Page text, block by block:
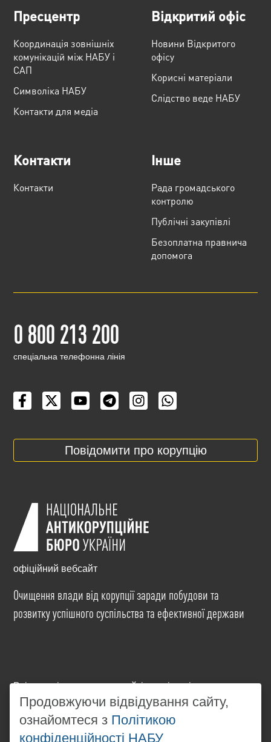
Пресцентр
Координація зовнішніх
комунікацій між НАБУ і
САП
Cимволіка НАБУ
Контакти для медіа
Відкритий офіс
Новини Відкритого
офісу
Корисні матеріали
Слідство веде НАБУ
Контакти
Контакти
Інше
Рада громадського
контролю
Публічні закупівлі
Безоплатна правнича
допомога
0 800 213 200
cпеціальна телефонна лінія
Повідомити про корупцію
офіційний вебсайт
Очищення влади від корупції заради побудови та
розвитку успішного суспільства та ефективної держави
Всі матеріали на цьому сайті розміщені на умовах
ліцензіїCreative Commons Attribution-NonCommercial-
NoDerivatives 4.0 International. Використання будь-
яких матеріалів, розміщених на сайті, дозволяється
за умови посилання наwww.nabu.gov.ua
Продовжуючи відвідування сайту,
ознайомтеся з Політикою
конфіденційності НАБУ